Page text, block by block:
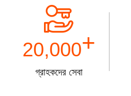
20,000+
গ্রাহকদের সেবা